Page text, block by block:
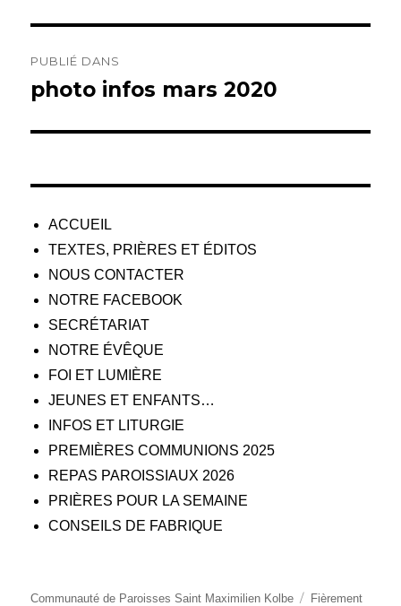
de
PUBLIÉ DANS
photo infos mars 2020
ACCUEIL
TEXTES, PRIÈRES ET ÉDITOS
NOUS CONTACTER
NOTRE FACEBOOK
SECRÉTARIAT
NOTRE ÉVÊQUE
FOI ET LUMIÈRE
JEUNES ET ENFANTS…
INFOS ET LITURGIE
PREMIÈRES COMMUNIONS 2025
REPAS PAROISSIAUX 2026
PRIÈRES POUR LA SEMAINE
CONSEILS DE FABRIQUE
Communauté de Paroisses Saint Maximilien Kolbe Fièrement